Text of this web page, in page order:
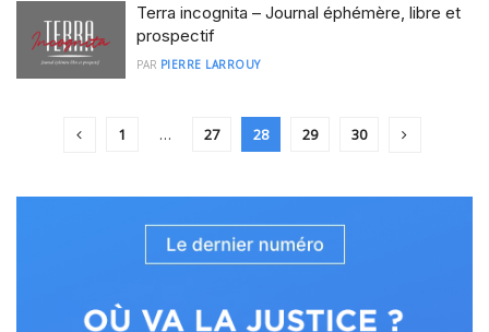
Terra incognita – Journal éphémère, libre et
prospectif
PAR PIERRE LARROUY
1 … 27 28 29 30